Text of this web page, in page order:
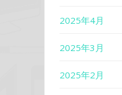
2025年4月
2025年3月
2025年2月